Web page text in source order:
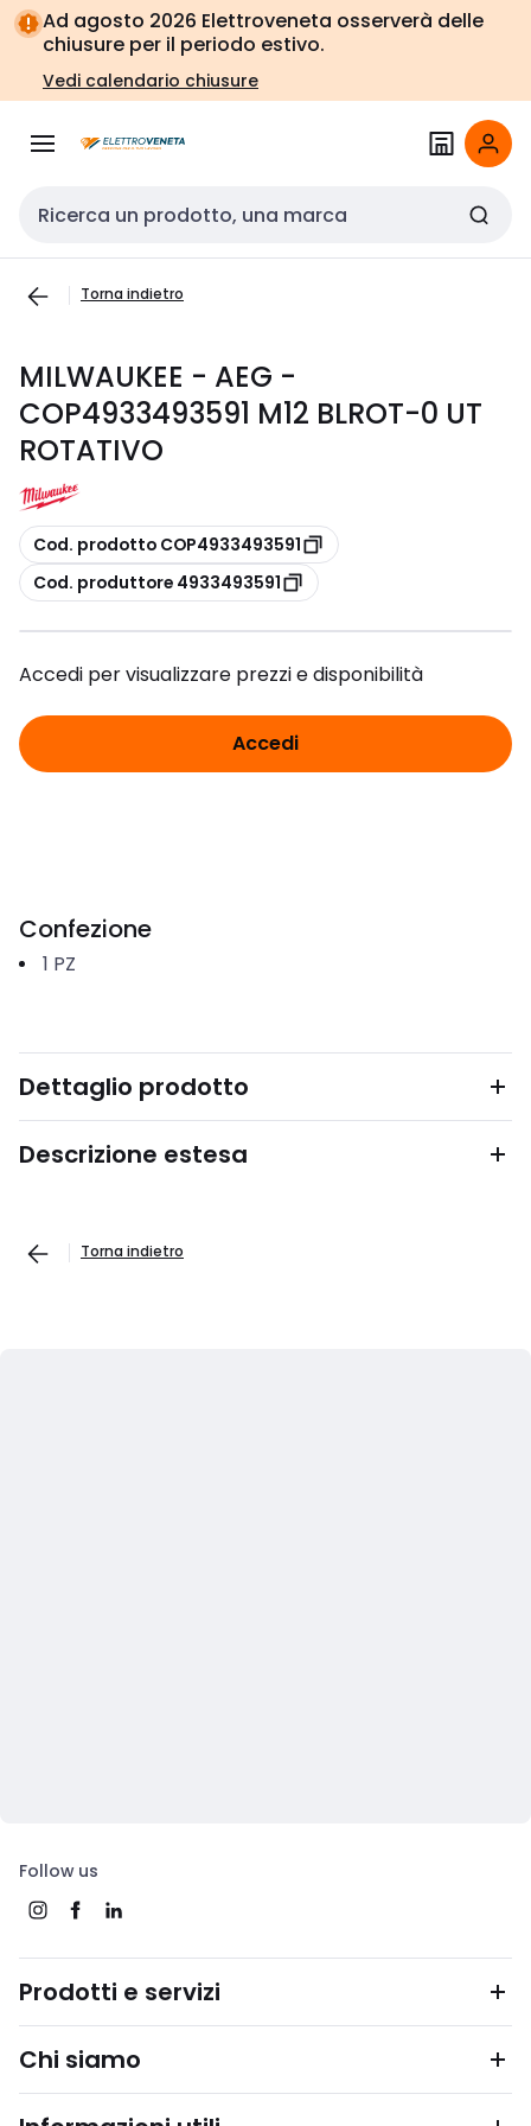
Vai alla
navigazione
Vai
alla
pagina
Ad agosto 2026 Elettroveneta osserverà delle
chiusure per il periodo estivo.
Vedi calendario chiusure
Cerca input
Torna indietro
MILWAUKEE - AEG -
COP4933493591 M12 BLROT-0 UT
ROTATIVO
copia
Cod. prodotto COP4933493591
copia
Cod. produttore 4933493591
Accedi per visualizzare prezzi e disponibilità
Accedi
Confezione
1 PZ
Dettaglio prodotto
Descrizione estesa
Torna indietro
Follow us
Prodotti e servizi
Chi siamo